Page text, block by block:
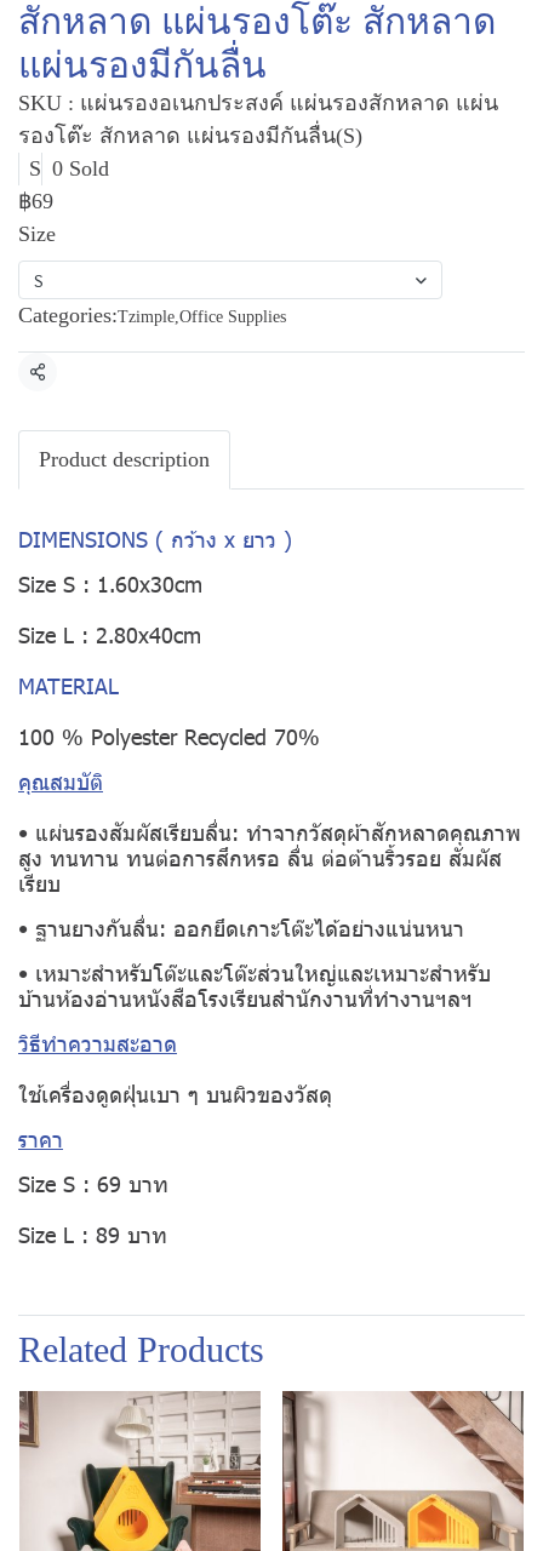
สักหลาด แผ่นรองโต๊ะ สักหลาด
แผ่นรองมีกันลื่น
SKU : แผ่นรองอเนกประสงค์ แผ่นรองสักหลาด แผ่น
รองโต๊ะ สักหลาด แผ่นรองมีกันลื่น(S)
S 0 Sold
฿69
Size
S
Categories:Tzimple,Office Supplies
Share
Product description
DIMENSIONS ( กว้าง x ยาว )
Size S : 1.60x30cm
Size L : 2.80x40cm
MATERIAL
100 % Polyester Recycled 70%
คุณสมบัติ
• แผ่นรองสัมผัสเรียบลื่น: ทำจากวัสดุผ้าสักหลาดคุณภาพ
สูง ทนทาน ทนต่อการสึกหรอ ลื่น ต่อต้านริ้วรอย สัมผัส
เรียบ
• ฐานยางกันลื่น: ออกยึดเกาะโต๊ะได้อย่างแน่นหนา
• เหมาะสำหรับโต๊ะและโต๊ะส่วนใหญ่และเหมาะสำหรับ
บ้านห้องอ่านหนังสือโรงเรียนสำนักงานที่ทำงานฯลฯ
วิธีทำความสะอาด
ใช้เครื่องดูดฝุ่นเบา ๆ บนผิวของวัสดุ
ราคา
Size S : 69 บาท
Size L : 89 บาท
Related Products